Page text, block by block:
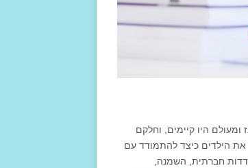
ומעולם היו קיימים, וחלקם
את הילדים כיצד להתמודד עם
חברתית, השמנה,